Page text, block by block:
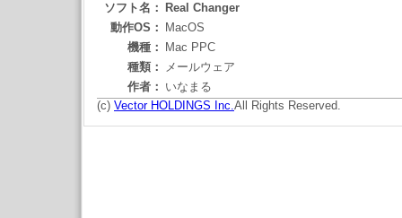
ソフト名：
Real Changer
動作OS：
MacOS
機種：
Mac PPC
種類：
メールウェア
作者： いなまる
(c) Vector HOLDINGS Inc.All Rights Reserved.